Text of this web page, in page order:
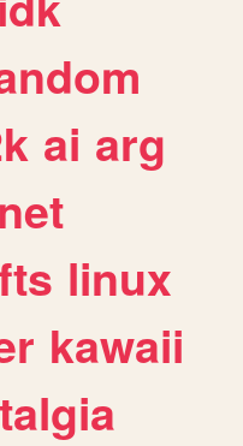
ai arg
linux
kawaii